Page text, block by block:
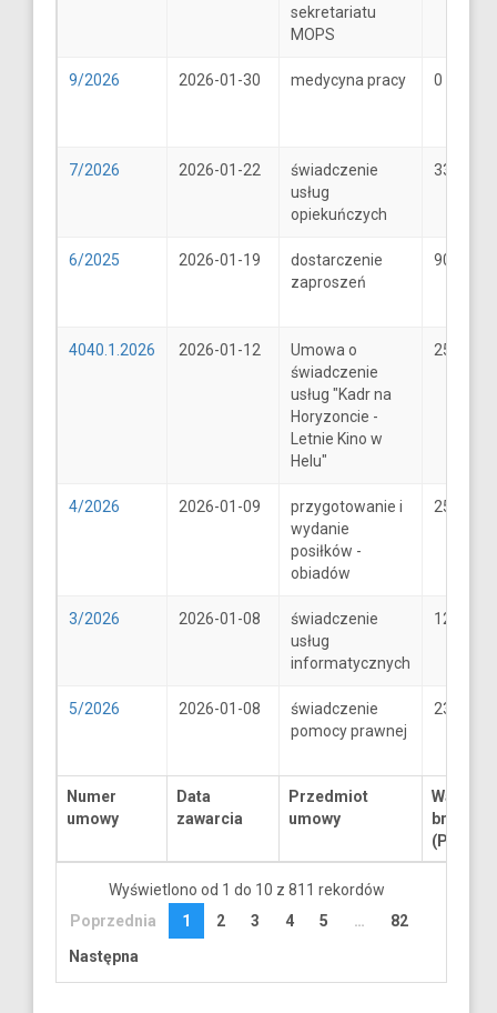
Numer
umowy
Data
zawarcia
Przedmiot
umowy
Wartość
brutto
(PLN)
sekretariatu
MOPS
9/2026 2026-01-30 medycyna pracy 0
7/2026 2026-01-22
świadczenie
usług
opiekuńczych
33
6/2025 2026-01-19
dostarczenie
zaproszeń
900
4040.1.2026 2026-01-12
Umowa o
świadczenie
usług "Kadr na
Horyzoncie -
Letnie Kino w
Helu"
25600
4/2026 2026-01-09
przygotowanie i
wydanie
posiłków -
obiadów
25
3/2026 2026-01-08
świadczenie
usług
informatycznych
1250
5/2026 2026-01-08
świadczenie
pomocy prawnej
2300
Wyświetlono od 1 do 10 z 811 rekordów
Poprzednia
1 2 3 4 5 …
82
Następna